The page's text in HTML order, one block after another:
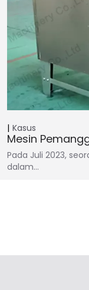
Kasus
Mesin
Pada Juli 2023,
dalam…